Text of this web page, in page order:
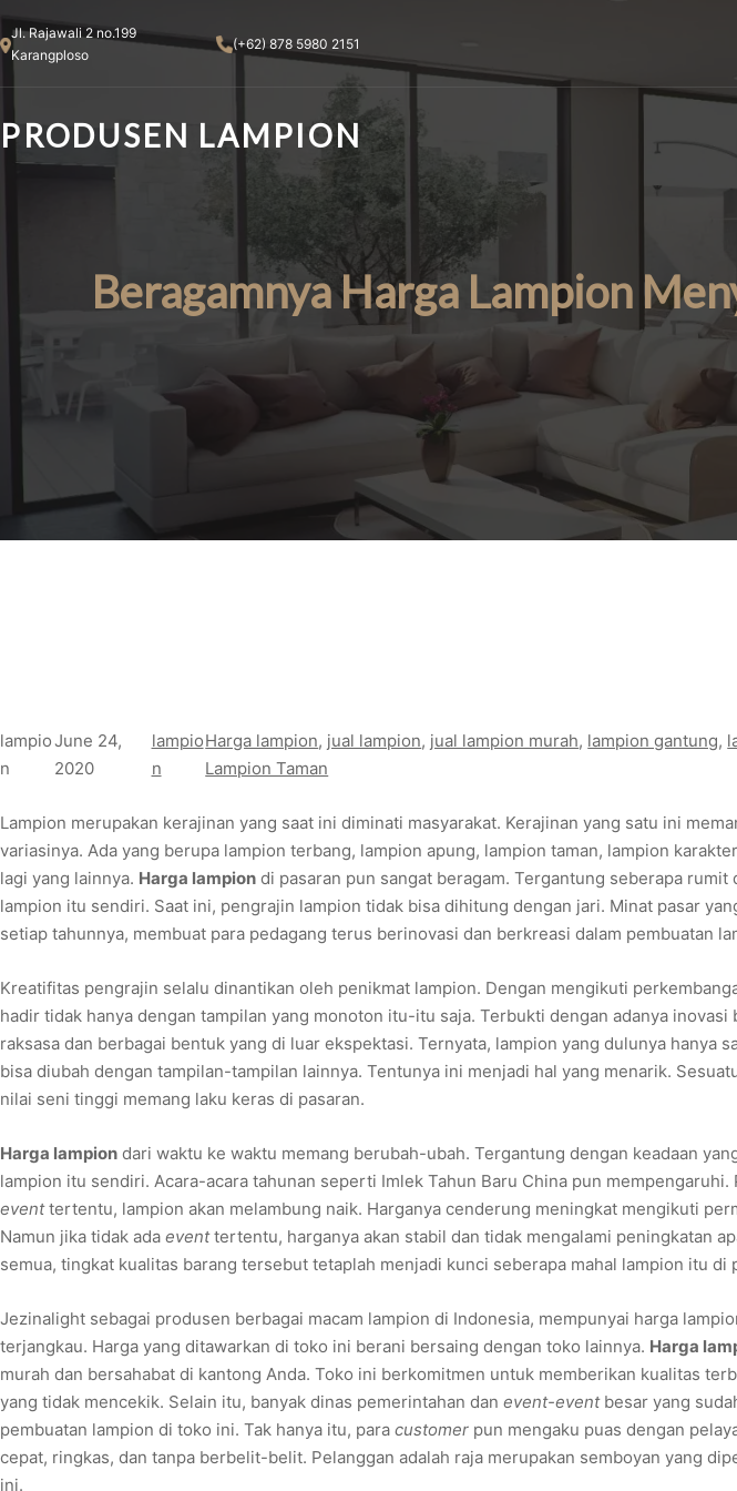
to
content
Jl. Rajawali 2 no.199
Karangploso
(+62) 878 5980 2151
PRODUSEN LAMPION
Beragamnya Harga Lampion
lampio
n
June 24,
2020
lampio
n
Harga lampion, jual lampion, jual lampion murah, lampion gantung,
Lampion Taman
Lampion merupakan kerajinan yang saat ini diminati masyarakat. Kerajinan yang satu ini
variasinya. Ada yang berupa lampion terbang, lampion apung, lampion taman, lampion
lagi yang lainnya. Harga lampion di pasaran pun sangat beragam. Tergantung seberapa rumit
lampion itu sendiri. Saat ini, pengrajin lampion tidak bisa dihitung dengan jari. Minat pasar
setiap tahunnya, membuat para pedagang terus berinovasi dan berkreasi dalam pembuatan
Kreatifitas pengrajin selalu dinantikan oleh penikmat lampion. Dengan mengikuti
hadir tidak hanya dengan tampilan yang monoton itu-itu saja. Terbukti dengan adanya inovasi
raksasa dan berbagai bentuk yang di luar ekspektasi. Ternyata, lampion yang dulunya hanya
bisa diubah dengan tampilan-tampilan lainnya. Tentunya ini menjadi hal yang menarik.
nilai seni tinggi memang laku keras di pasaran.
Harga lampion dari waktu ke waktu memang berubah-ubah. Tergantung dengan keadaan
lampion itu sendiri. Acara-acara tahunan seperti Imlek Tahun Baru China pun mempengaruhi.
eventtertentu, lampion akan melambung naik. Harganya cenderung meningkat mengikuti
Namun jika tidak ada eventtertentu, harganya akan stabil dan tidak mengalami peningkatan
semua, tingkat kualitas barang tersebut tetaplah menjadi kunci seberapa mahal lampion itu di
Jezinalight sebagai produsen berbagai macam lampion di Indonesia, mempunyai harga
terjangkau. Harga yang ditawarkan di toko ini berani bersaing dengan toko lainnya. Harga
murah dan bersahabat di kantong Anda. Toko ini berkomitmen untuk memberikan kualitas
yang tidak mencekik. Selain itu, banyak dinas pemerintahan dan event-event besar yang
pembuatan lampion di toko ini. Tak hanya itu, para customer pun mengaku puas dengan
cepat, ringkas, dan tanpa berbelit-belit. Pelanggan adalah raja merupakan semboyan yang
ini.